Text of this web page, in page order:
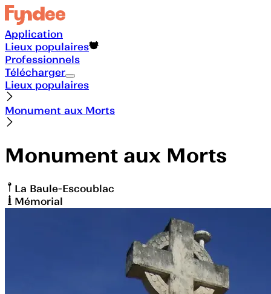
Application
Lieux populaires
Professionnels
Télécharger
Lieux populaires
Monument aux Morts
Monument aux Morts
La Baule-Escoublac
Mémorial